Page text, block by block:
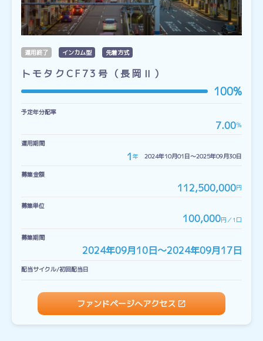
運用終了 インカム型 先着方式
トモタクCF73号（長岡Ⅱ）
100%
予定年分配率
7.00％
運用期間
1 年 2024年10月01日〜2025年09月30日
募集金額
112,500,000円
募集単位
100,000円／1口
募集期間
2024年09月10日〜2024年09月17日
配当サイクル/初回配当日
ファンドページへアクセス